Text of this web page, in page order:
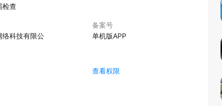
检查
络科技有限公
备案号
单机版APP
查看权限